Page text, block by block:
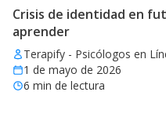
Crisis de identidad en
aprender
Terapify - Psicólogos en
1 de mayo de 2026
6 min de lectura